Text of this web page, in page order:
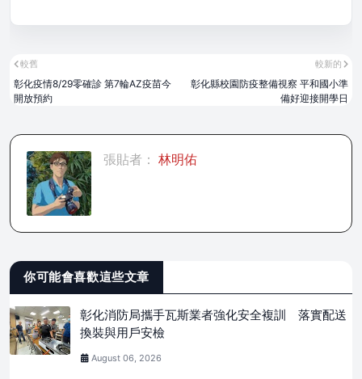
較新的
彰化縣校園防疫整備視察 平和國小準
備好迎接開學日
較舊
彰化疫情8/29零確診 第7輪AZ疫苗今
開放預約
張貼者： 林明佑
你可能會喜歡這些文章
彰化消防局攜手瓦斯業者強化安全複訓 落實配送
換裝與用戶安檢
August 06, 2026